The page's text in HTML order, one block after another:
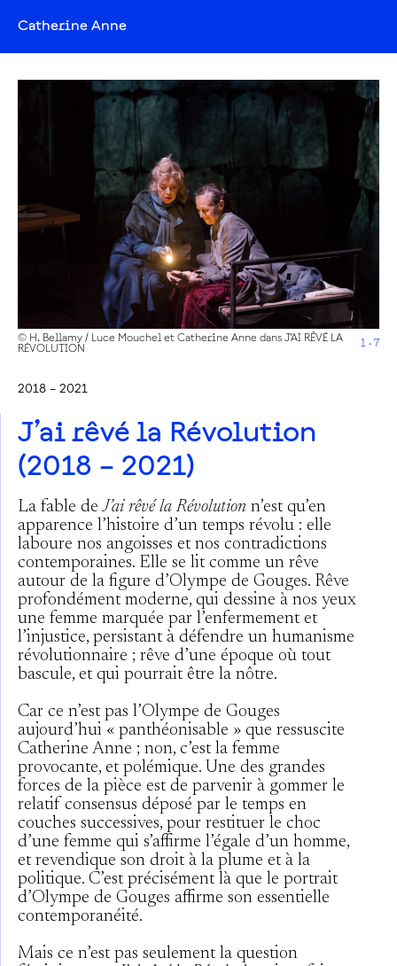
Catherine Anne
© H. Bellamy / Luce Mouchel et Catherine Anne dans J'AI RÊVÉ LA
RÉVOLUTION
1 · 7
2018 – 2021
J’ai rêvé la Révolution
(2018 – 2021)
La fable deJ’ai rêvé la Révolution n’est qu’en
apparence l’histoire d’un temps révolu : elle
laboure nos angoisses et nos contradictions
contemporaines. Elle se lit comme un rêve
autour de la figure d’Olympe de Gouges. Rêve
profondément moderne, qui dessine à nos yeux
une femme marquée par l’enfermement et
l’injustice, persistant à défendre un humanisme
révolutionnaire ; rêve d’une époque où tout
bascule, et qui pourrait être la nôtre.
Car ce n’est pas l’Olympe de Gouges
aujourd’hui « panthéonisable » que ressuscite
Catherine Anne ; non, c’est la femme
provocante, et polémique. Une des grandes
forces de la pièce est de parvenir à gommer le
relatif consensus déposé par le temps en
couches successives, pour restituer le choc
d’une femme qui s’affirme l’égale d’un homme,
et revendique son droit à la plume et à la
politique. C’est précisément là que le portrait
d’Olympe de Gouges affirme son essentielle
contemporanéité.
Mais ce n’est pas seulement la question